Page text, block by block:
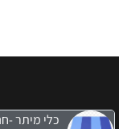
כלי מיתר -